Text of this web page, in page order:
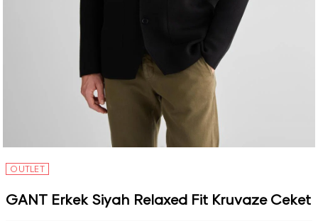
OUTLET
GANT Erkek Siyah Relaxed Fit Kruvaze Ceket